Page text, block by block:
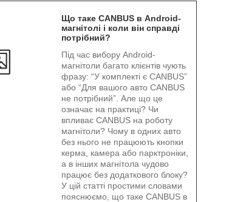
Що таке CANBUS в Android-
магнітолі і коли він справді
потрібний?
Під час вибору Android-
магнітоли багато клієнтів чують
фразу: “У комплекті є CANBUS”
або “Для вашого авто CANBUS
не потрібний”. Але що це
означає на практиці? Чи
впливає CANBUS на роботу
магнітоли? Чому в одних авто
без нього не працюють кнопки
керма, камера або парктроніки,
а в інших магнітола чудово
працює без додаткового блоку?
У цій статті простими словами
пояснюємо, що таке CANBUS в